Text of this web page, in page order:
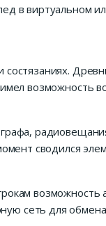
в виртуальном
возможность
сводился
возможность
сеть для обмена